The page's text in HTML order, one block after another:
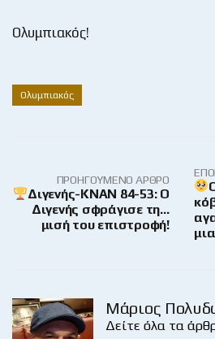
Ολυμπιακός!
Ολυμπιακός
ΠΡΟΗΓΟΎΜΕΝΟ ΆΡΘΡΟ
Διγενής-ΚΝΑΝ 84-53: Ο
Διγενής σφράγισε τη…
μισή του επιστροφή!
Μάριος
Δείτε όλα τα